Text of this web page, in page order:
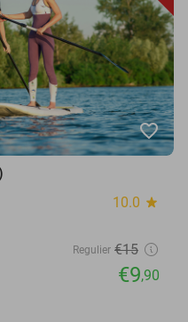
favorite_border
10.0 star
Regulier €15
€9,90